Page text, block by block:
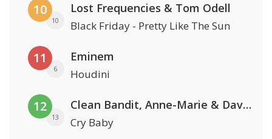
10
10
Lost Frequencies & Tom Odell
Black Friday - Pretty Like The Sun
11
6
Eminem
Houdini
12
13
Clean Bandit, Anne-Marie & David Guetta
Cry Baby